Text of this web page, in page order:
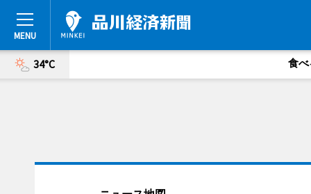
34°C 食べ